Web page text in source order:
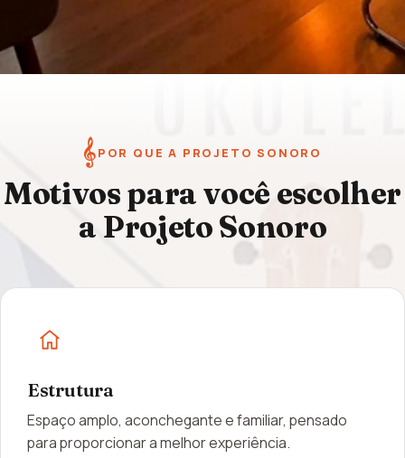
𝄞POR QUE A PROJETO SONORO
Motivos para você escolher
a Projeto Sonoro
Estrutura
Espaço amplo, aconchegante e familiar, pensado
para proporcionar a melhor experiência.